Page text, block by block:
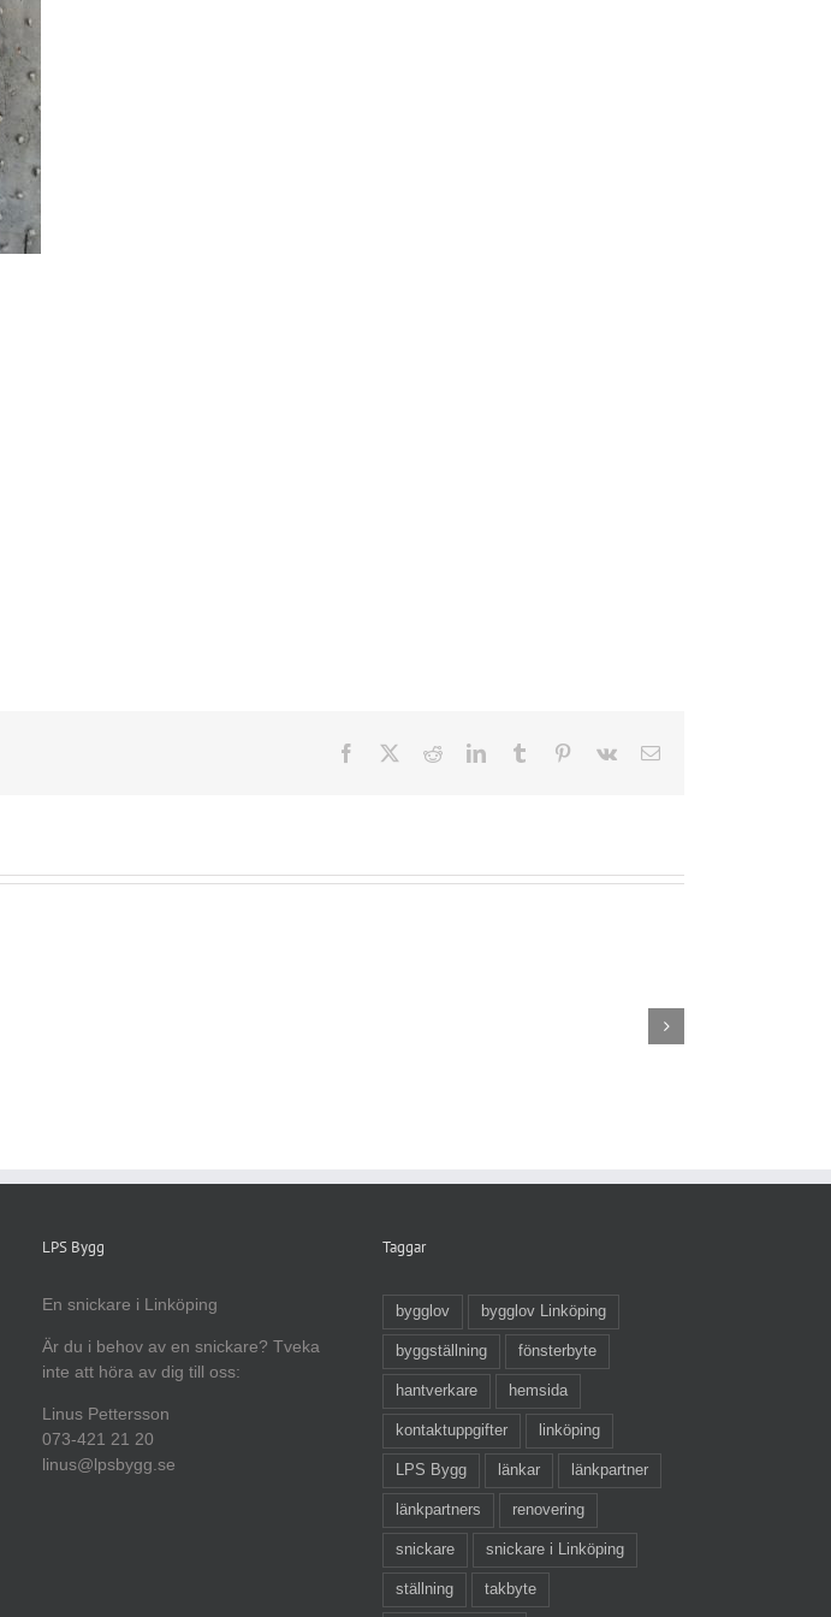
Facebook RedditLinkedInTumblr Pinterest
Vk
E-
LPS Bygg
En snickare i Linköping
Är du i behov av en snickare? Tveka
inte att höra av dig till oss:
Linus Pettersson
073-421 21 20
linus@lpsbygg.se
Taggar
bygglov bygglov Linköping
byggställning fönsterbyte
hantverkare hemsida
kontaktuppgifter linköping
LPS Bygg länkar länkpartner
länkpartners renovering
snickare snickare i Linköping
ställning takbyte